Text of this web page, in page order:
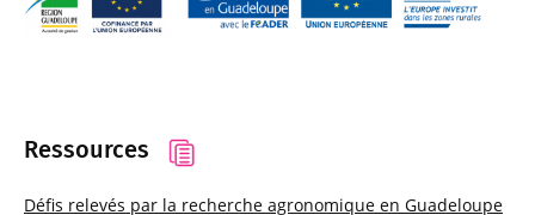
Ressources
Défis relevés par la recherche agronomique en Guadeloupe